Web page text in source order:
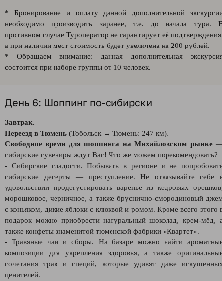
* Бронирование и оплату данной дополнительной
необходимо производить заранее, т.е. до начала тура.
противном случае Туроператор не гарантирует её
а при наличии мест стоимость будет увеличена на 200 рублей.
* Обращаем внимание: данная дополнительная
состоится при наборе группы от 10 человек.
День 6: Шоппинг по-сибирски
Завтрак.
Переезд в Тюмень (Тобольск → Тюмень: 247 км).
Свободное время для шоппинга на Михайловском рынке
сибирские сувениры ждут Вас! Что же можем порекомендовать?
- Сибирские сладости. Побывать в регионе и не
сибирские десерты — преступление. Не отказывайте себе
удовольствии продегустировать варенье из кедровых
морошковое, черничное, а также бруснично-смородиновый
с коньяком, дикие яблоки с клюквой и ромом. Кроме всего этого
подарок можно приобрести натуральный шоколад, крем-мёд,
также конфеты знаменитой тюменской фабрики «Квартет».
- Травяные чаи и сборы. На базаре можно найти
композиции для укрепления здоровья, а также
сочетания трав и специй, которые удивят даже
ценителей.